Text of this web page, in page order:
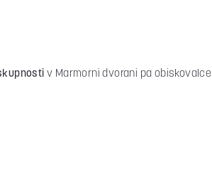
v Marmorni dvorani pa obiskovalce